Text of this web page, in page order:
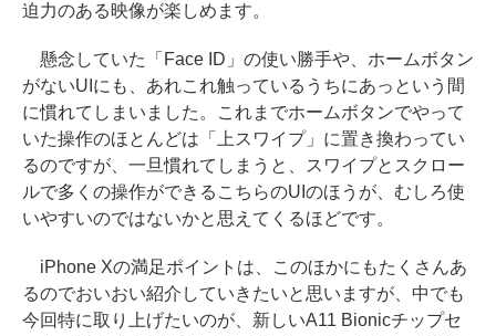
迫力のある映像が楽しめます。
懸念していた「Face ID」の使い勝手や、ホームボタン
がないUIにも、あれこれ触っているうちにあっという間
に慣れてしまいました。これまでホームボタンでやって
いた操作のほとんどは「上スワイプ」に置き換わってい
るのですが、一旦慣れてしまうと、スワイプとスクロー
ルで多くの操作ができるこちらのUIのほうが、むしろ使
いやすいのではないかと思えてくるほどです。
iPhone Xの満足ポイントは、このほかにもたくさんあ
るのでおいおい紹介していきたいと思いますが、中でも
今回特に取り上げたいのが、新しいA11 Bionicチップセ